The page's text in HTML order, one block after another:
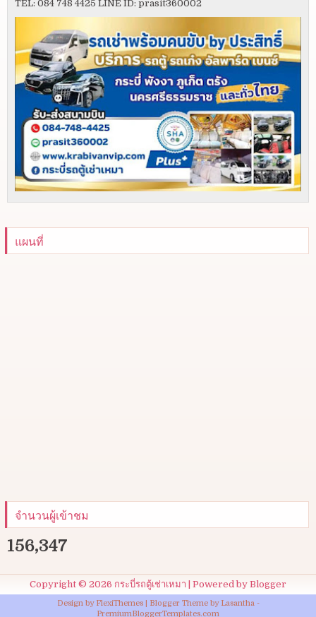
TEL: 084 748 4425 LINE ID: prasit360002
แผนที่
จำนวนผู้เข้าชม
156,347
Copyright © 2026 กระบี่รถตู้เช่าเหมา | Powered by Blogger
Design by FlexiThemes| Blogger Theme by Lasantha-
PremiumBloggerTemplates.com